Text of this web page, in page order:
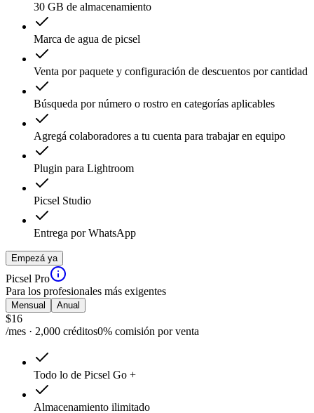
30 GB de almacenamiento
Marca de agua de picsel
Venta por paquete y configuración de descuentos por cantidad
Búsqueda por número o rostro en categorías aplicables
Agregá colaboradores a tu cuenta para trabajar en equipo
Plugin para Lightroom
Picsel Studio
Entrega por WhatsApp
Empezá ya
Picsel Pro
Para los profesionales más exigentes
Mensual Anual
$16
/mes · 2,000 créditos0% comisión por venta
Todo lo de Picsel Go +
Almacenamiento ilimitado